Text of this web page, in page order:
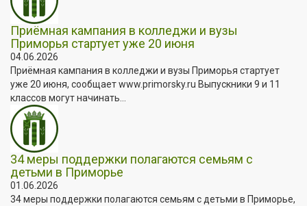
Приёмная кампания в колледжи и вузы
Приморья стартует уже 20 июня
04.06.2026
Приёмная кампания в колледжи и вузы Приморья стартует
уже 20 июня, сообщает www.primorsky.ru Выпускники 9 и 11
классов могут начинать...
34 меры поддержки полагаются семьям с
детьми в Приморье
01.06.2026
34 меры поддержки полагаются семьям с детьми в Приморье,